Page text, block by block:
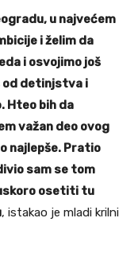
u najvećem
i želim da
i osvojimo još
od detinjstva i
Hteo bih da
važan deo ovog
najlepše. Pratio
sam se tom
osetiti tu
, istakao je mladi krilni